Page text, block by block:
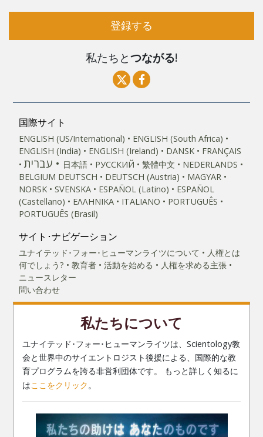
登録する
私たちとつながる!
国際サイト
ENGLISH (US/International)
ENGLISH (South Africa)
ENGLISH (India)
ENGLISH (Ireland) DANSK FRANÇAIS
עברית 日本語 РУССКИЙ 繁體中文
NEDERLANDS
BELGIUM DEUTSCH DEUTSCH (Austria)
MAGYAR
NORSK
SVENSKA ESPAÑOL (Latino)
ESPAÑOL
(Castellano)
ΕΛΛΗΝΙΚA ITALIANO
PORTUGUÊS
PORTUGUÊS (Brasil)‎
サイト･ナビゲーション
ユナイテッド･フォー･ヒューマンライツについて
人権とは
何でしょう?
教育者 活動を始める
人権を求める主張
ニュースレター
問い合わせ
私たちについて
ユナイテッド･フォー･ヒューマンライツは、Scientology教
会と世界中のサイエントロジスト後援による、国際的な教
育プログラムを誇る非営利団体です。 もっと詳しく知るに
はここをクリック。